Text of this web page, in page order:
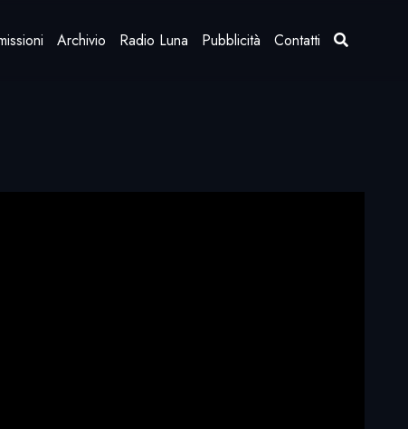
Archivio Radio Luna Pubblicità Contatti